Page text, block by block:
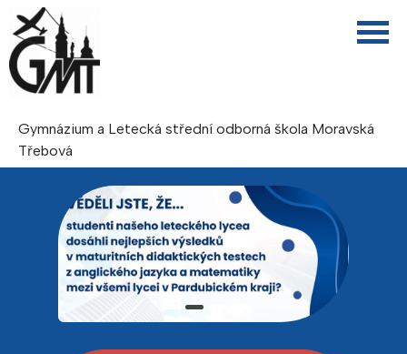
Gymnázium a Letecká střední odborná škola Moravská
Třebová